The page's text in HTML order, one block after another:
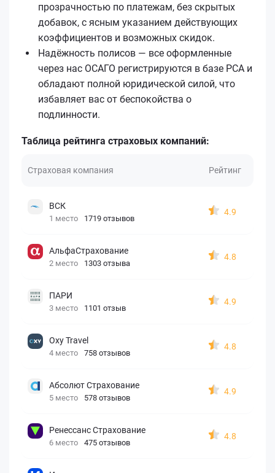
прозрачностью по платежам, без скрытых
добавок, с ясным указанием действующих
коэффициентов и возможных скидок.
Надёжность полисов — все оформленные
через нас ОСАГО регистрируются в базе РСА и
обладают полной юридической силой, что
избавляет вас от беспокойства о
подлинности.
Таблица рейтинга страховых компаний:
Страховая компания Рейтинг
ВСК
1 место 1719 отзывов
4.9
АльфаСтрахование
2 место 1303 отзыва
4.8
ПАРИ
3 место 1101 отзыв
4.9
Oxy Travel
4 место 758 отзывов
4.8
Абсолют Страхование
5 место 578 отзывов
4.9
Ренессанс Страхование
6 место 475 отзывов
4.8